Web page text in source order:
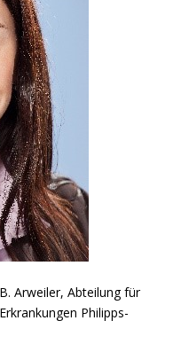
Arweiler, Abteilung für
Philipps-